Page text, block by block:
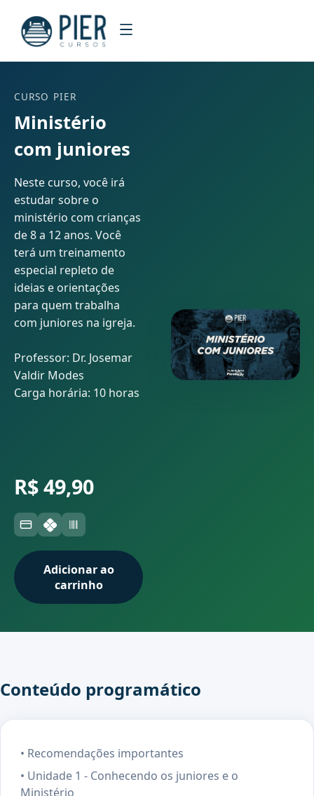
CURSO PIER
Ministério
com juniores
Neste curso, você irá
estudar sobre o
ministério com crianças
de 8 a 12 anos. Você
terá um treinamento
especial repleto de
ideias e orientações
para quem trabalha
com juniores na igreja.
Professor: Dr. Josemar
Valdir Modes
Carga horária: 10 horas
R$ 49,90
Adicionar ao
carrinho
Conteúdo programático
• Recomendações importantes
• Unidade 1 - Conhecendo os juniores e o
Ministério